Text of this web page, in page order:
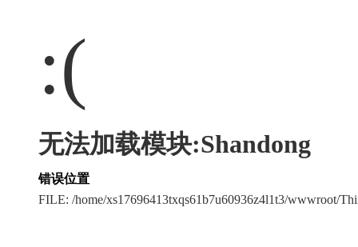
:(
无法加载模块:Shandong
错误位置
FILE: /home/xs17696413txqs61b7u60936z4l1t3/wwwroot/